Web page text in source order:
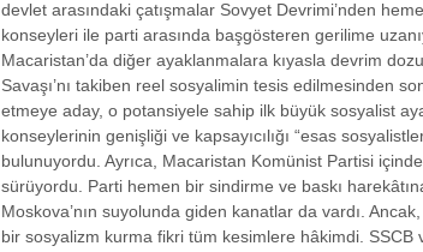
devlet arasındaki çatışmalar Sovyet Devrimi’nden
konseyleri ile parti arasında başgösteren gerilime
Macaristan’da diğer ayaklanmalara kıyasla devrim
Savaşı’nı takiben reel sosyalimin tesis edilmesinden
etmeye aday, o potansiyele sahip ilk büyük sosyalist
konseylerinin genişliği ve kapsayıcılığı “esas
bulunuyordu. Ayrıca, Macaristan Komünist Partisi
sürüyordu. Parti hemen bir sindirme ve baskı
Moskova’nın suyolunda giden kanatlar da vardı.
bir sosyalizm kurma fikri tüm kesimlere hâkimdi. SSCB